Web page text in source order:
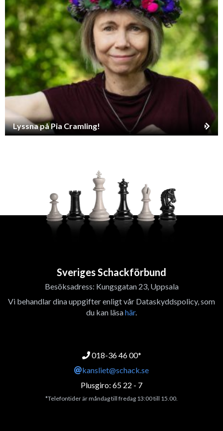
Lyssna på Pia Cramling!
Sveriges Schackförbund
Besöksadress: Kungsgatan 23, Uppsala
Vi behandlar dina uppgifter enligt vår Dataskyddspolicy, som
du kan läsahär.
018-36 46 00*
kansliet@schack.se
Plusgiro: 65 22 - 7
*Telefontider är måndag till fredag 13:00 till 15.00.